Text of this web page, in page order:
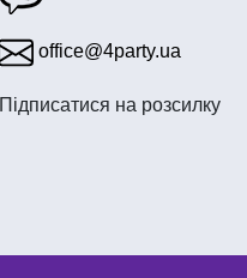
office@4party.ua
Підписатися на розсилку